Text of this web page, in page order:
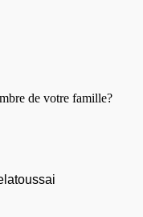
de votre famille?